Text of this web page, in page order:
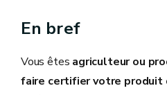
En bref
Vous êtes agriculteur ou
faire certifier votre produit